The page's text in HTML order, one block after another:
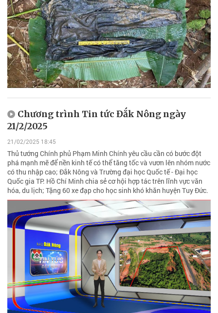
Chương trình Tin tức Đắk Nông ngày
21/2/2025
21/02/2025 18:45
Thủ tướng Chính phủ Phạm Minh Chính yêu cầu cần có bước đột
phá mạnh mẽ để nền kinh tế có thể tăng tốc và vươn lên nhóm nước
có thu nhập cao; Đắk Nông và Trường đại học Quốc tế - Đại học
Quốc gia TP. Hồ Chí Minh chia sẻ cơ hội hợp tác trên lĩnh vực văn
hóa, du lịch; Tặng 60 xe đạp cho học sinh khó khăn huyện Tuy Đức.